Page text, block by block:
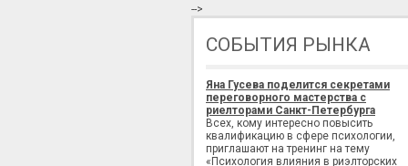
-->
СОБЫТИЯ РЫНКА
Яна Гусева поделится секретами
переговорного мастерства с
риелторами Санкт-Петербурга
Всех, кому интересно повысить
квалификацию в сфере психологии,
приглашают на тренинг на тему
«Психология влияния в риэлторских